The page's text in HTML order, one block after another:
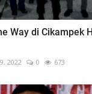
Way di Cikampek
2022 0 673